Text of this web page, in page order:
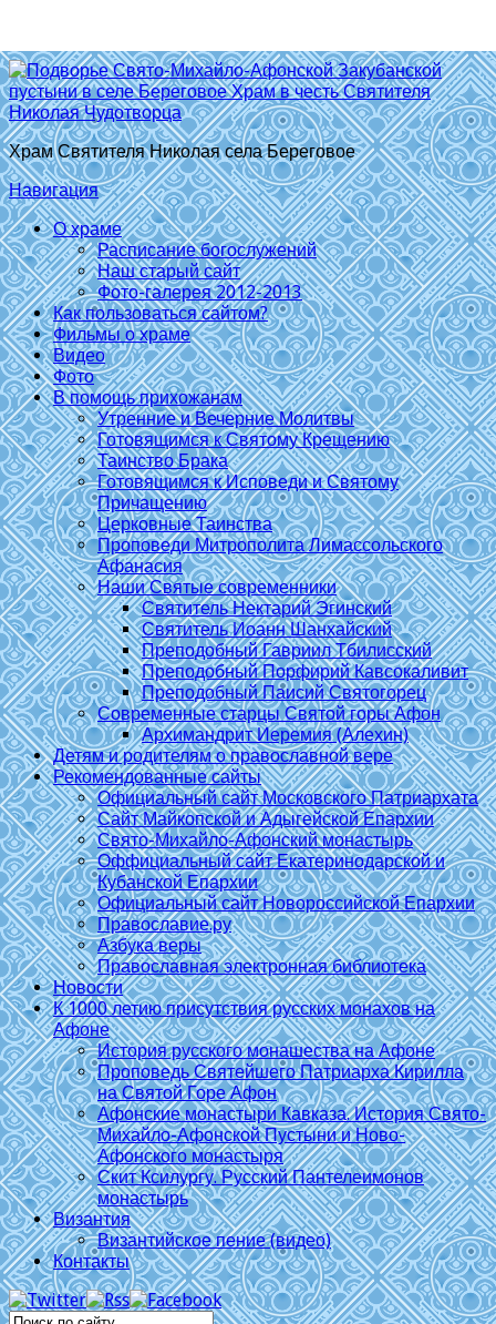
Храм Святителя Николая села Береговое
Навигация
О храме
Расписание богослужений
Наш старый сайт
Фото-галерея 2012-2013
Как пользоваться сайтом?
Фильмы о храме
Видео
Фото
В помощь прихожанам
Утренние и Вечерние Молитвы
Готовящимся к Святому Крещению
Таинство Брака
Готовящимся к Исповеди и Святому
Причащению
Церковные Таинства
Проповеди Митрополита Лимассольского
Афанасия
Наши Святые современники
Святитель Нектарий Эгинский
Святитель Иоанн Шанхайский
Преподобный Гавриил Тбилисский
Преподобный Порфирий Кавсокаливит
Преподобный Паисий Святогорец
Современные старцы Святой горы Афон
Архимандрит Иеремия (Алехин)
Детям и родителям о православной вере
Рекомендованные сайты
Официальный сайт Московского Патриархата
Сайт Майкопской и Адыгейской Епархии
Свято-Михайло-Афонский монастырь
Оффициальный сайт Екатеринодарской и
Кубанской Епархии
Официальный сайт Новороссийской Епархии
Православие.ру
Азбука веры
Православная электронная библиотека
Новости
К 1000 летию присутствия русских монахов на
Афоне
История русского монашества на Афоне
Проповедь Святейшего Патриарха Кирилла
на Святой Горе Афон
Афонские монастыри Кавказа. История Свято-
Михайло-Афонской Пустыни и Ново-
Афонского монастыря
Скит Ксилургу. Русский Пантелеимонов
монастырь
Византия
Византийское пение (видео)
Контакты